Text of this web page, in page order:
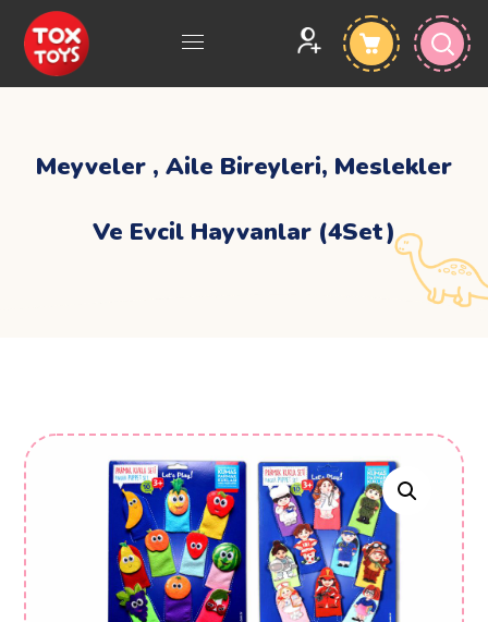
Meyveler , Aile Bireyleri, Meslekler
Ve Evcil Hayvanlar (4Set)